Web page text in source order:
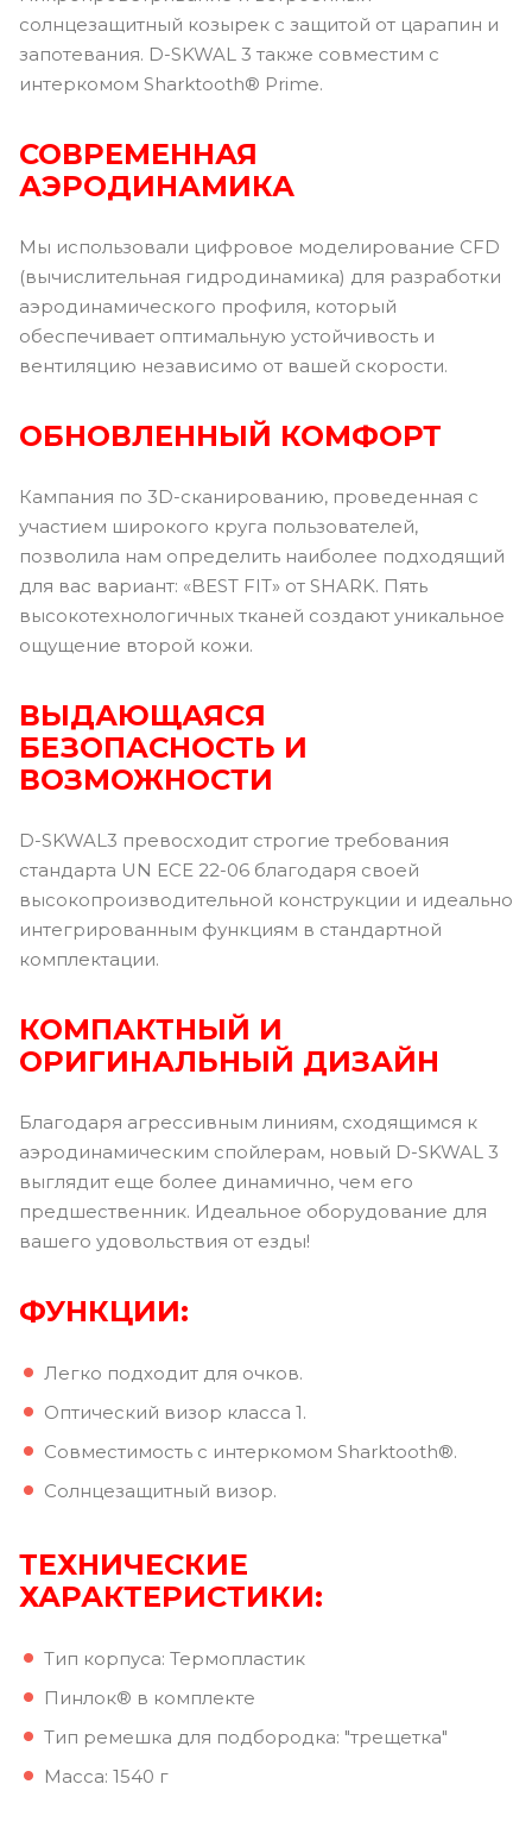
солнцезащитный козырек с защитой от царапин и
запотевания. D-SKWAL 3 также совместим с
интеркомом Sharktooth® Prime.
СОВРЕМЕННАЯ
АЭРОДИНАМИКА
Мы использовали цифровое моделирование CFD
(вычислительная гидродинамика) для разработки
аэродинамического профиля, который
обеспечивает оптимальную устойчивость и
вентиляцию независимо от вашей скорости.
ОБНОВЛЕННЫЙ КОМФОРТ
Кампания по 3D-сканированию, проведенная с
участием широкого круга пользователей,
позволила нам определить наиболее подходящий
для вас вариант: «BEST FIT» от SHARK. Пять
высокотехнологичных тканей создают уникальное
ощущение второй кожи.
ВЫДАЮЩАЯСЯ
БЕЗОПАСНОСТЬ И
ВОЗМОЖНОСТИ
D-SKWAL3 превосходит строгие требования
стандарта UN ECE 22-06 благодаря своей
высокопроизводительной конструкции и идеально
интегрированным функциям в стандартной
комплектации.
КОМПАКТНЫЙ И
ОРИГИНАЛЬНЫЙ ДИЗАЙН
Благодаря агрессивным линиям, сходящимся к
аэродинамическим спойлерам, новый D-SKWAL 3
выглядит еще более динамично, чем его
предшественник. Идеальное оборудование для
вашего удовольствия от езды!
ФУНКЦИИ:
Легко подходит для очков.
Оптический визор класса 1.
Совместимость с интеркомом Sharktooth®.
Солнцезащитный визор.
ТЕХНИЧЕСКИЕ
ХАРАКТЕРИСТИКИ:
Тип корпуса: Термопластик
Пинлок® в комплекте
Тип ремешка для подбородка: "трещетка"
Масса: 1540 г